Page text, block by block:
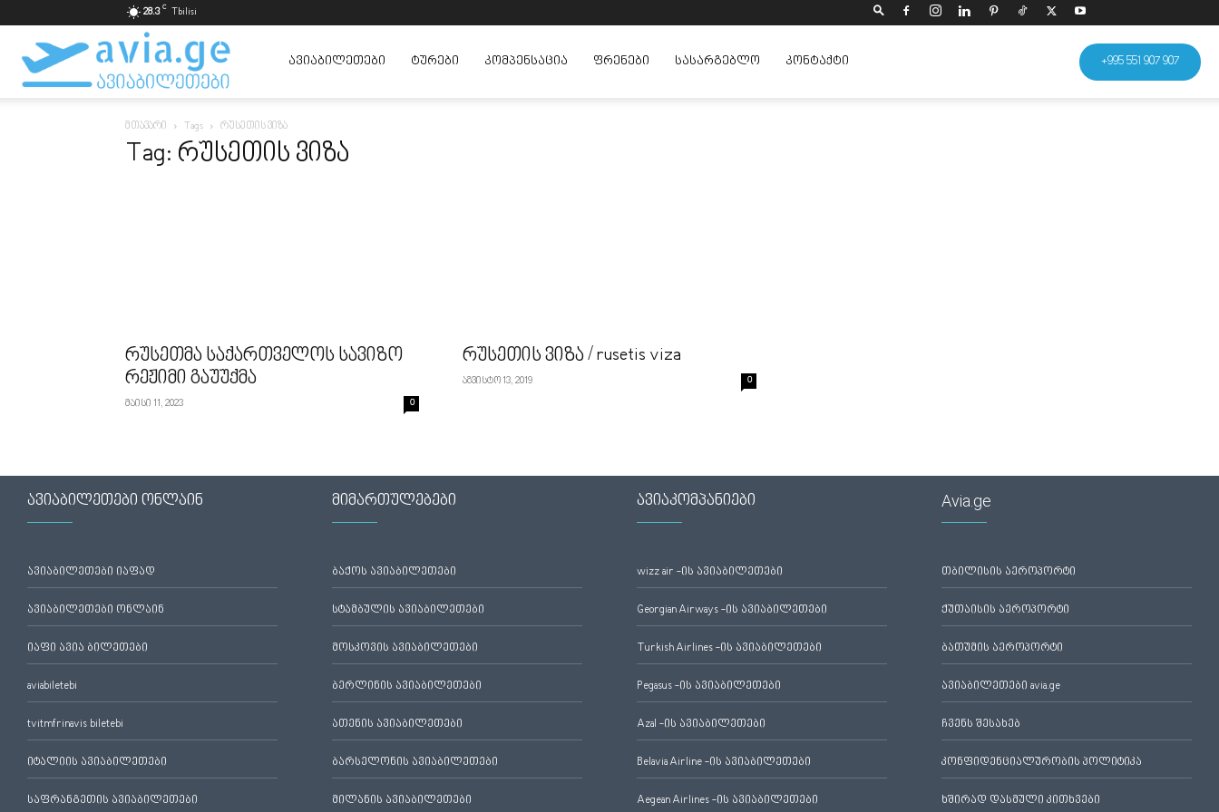
28.3 C Tbilisi
+995 551 907 907
ავიაბილეთები
ყველაზე
ᲐᲕᲘᲐᲑᲘᲚᲔᲗᲔᲑᲘ ᲢᲣᲠᲔᲑᲘ ᲙᲝᲛᲞᲔᲜᲡᲐᲪᲘᲐ ᲤᲠᲔᲜᲔᲑᲘ ᲡᲐᲡᲐᲠᲒᲔᲑᲚᲝ ᲙᲝᲜᲢᲐᲥᲢᲘ
მთავარი Tags რუსეთის ვიზა
Tag: რუსეთის ვიზა
რუსეთმა საქართველოს სავიზო
რეჟიმი გაუუქმა
მაისი 11, 2023 0
რუსეთის ვიზა / rusetis viza
აგვისტო 13, 2019 0
ავიაბილეთები ონლაინ
ავიაბილეთები იაფად
ავიაბილეთები ონლაინ
იაფი ავია ბილეთები
aviabiletebi
tvitmfrinavis biletebi
იტალიის ავიაბილეთები
საფრანგეთის ავიაბილეთები
მიმართულებები
ბაქოს ავიაბილეთები
სტამბულის ავიაბილეთები
მოსკოვის ავიაბილეთები
ბერლინის ავიაბილეთები
ათენის ავიაბილეთები
ბარსელონის ავიაბილეთები
მილანის ავიაბილეთები
ავიაკომპანიები
wizz air -ის ავიაბილეთები
Georgian Airways -ის ავიაბილეთები
Turkish Airlines -ის ავიაბილეთები
Pegasus -ის ავიაბილეთები
Azal -ის ავიაბილეთები
Belavia Airline -ის ავიაბილეთები
Aegean Airlines -ის ავიაბილეთები
Avia.ge
თბილისის აეროპორტი
ქუთაისის აეროპორტი
ბათუმის აეროპორტი
ავიაბილეთები avia.ge
ჩვენს შესახებ
კონფიდენციალურობის პოლიტიკა
ხშირად დასმული კითხვები